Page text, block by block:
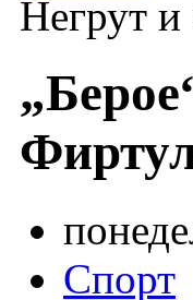
Негрут
Спорт